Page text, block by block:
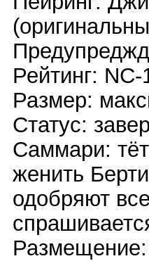
Рейтинг: NC-
Размер:
Статус:
Саммари:
женить
одобряют